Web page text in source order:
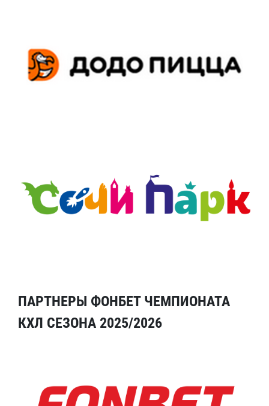
ПАРТНЕРЫ ФОНБЕТ ЧЕМПИОНАТА
КХЛ СЕЗОНА 2025/2026